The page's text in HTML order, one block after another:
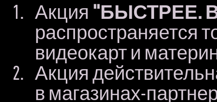
Акция "БЫСТРЕЕ.
распространяется
видеокарт и
Акция
в магазинах-